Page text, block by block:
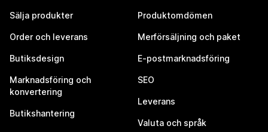
Sälja produkter
Order och leverans
Butiksdesign
Marknadsföring och
konvertering
Butikshantering
Produktomdömen
Merförsäljning och paket
E-postmarknadsföring
SEO
Leverans
Valuta och språk